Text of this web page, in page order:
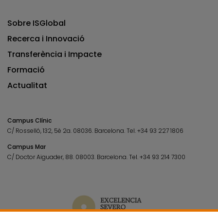
Sobre ISGlobal
Recerca i Innovació
Transferència i Impacte
Formació
Actualitat
Campus Clínic
C/ Rosselló, 132, 5è 2a. 08036. Barcelona.Tel.+34 93 227 1806
Campus Mar
C/ Doctor Aiguader, 88. 08003. Barcelona.Tel.+34 93 214 7300